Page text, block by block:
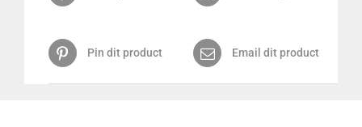
Pin dit product Email dit product